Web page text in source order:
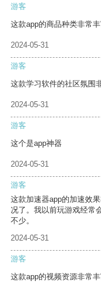
游客
这款app的商品种类非常
2024-05-31
游客
这款学习软件的社区氛围
2024-05-31
游客
这个是app神器
2024-05-31
游客
这款加速器app的加速效
况了。我以前玩游戏经常
不少。
2024-05-31
游客
这款app的视频资源非常